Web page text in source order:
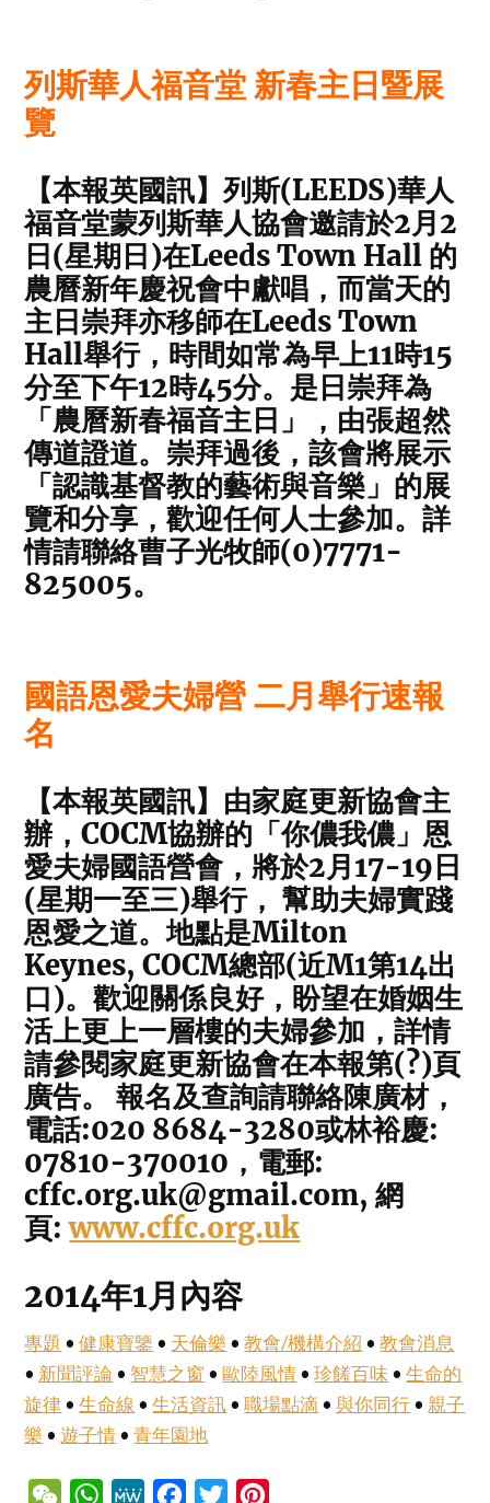
列斯華人福音堂 新春主日暨展
覽
【本報英國訊】列斯(LEEDS)華人
福音堂蒙列斯華人協會邀請於2月2
日(星期日)在Leeds Town Hall 的
農曆新年慶祝會中獻唱，而當天的
主日崇拜亦移師在Leeds Town
Hall舉行，時間如常為早上11時15
分至下午12時45分。是日崇拜為
「農曆新春福音主日」，由張超然
傳道證道。崇拜過後，該會將展示
「認識基督教的藝術與音樂」的展
覽和分享，歡迎任何人士參加。詳
情請聯絡曹子光牧師(0)7771-
825005。
國語恩愛夫婦營 二月舉行速報
名
【本報英國訊】由家庭更新協會主
辦，COCM協辦的「你儂我儂」恩
愛夫婦國語營會，將於2月17-19日
(星期一至三)舉行， 幫助夫婦實踐
恩愛之道。地點是Milton
Keynes, COCM總部(近M1第14出
口)。歡迎關係良好，盼望在婚姻生
活上更上一層樓的夫婦參加，詳情
請參閱家庭更新協會在本報第(?)頁
廣告。 報名及查詢請聯絡陳廣材，
電話:020 8684-3280或林裕慶:
07810-370010，電郵:
cffc.org.uk@gmail.com, 網
頁:www.cffc.org.uk
2014年1月內容
專題 •健康寶鑒 • 天倫樂 •教會/機構介紹 •教會消息
• 新聞評論 • 智慧之窗 •歐陸風情•珍饈百味 •生命的
旋律•生命線 •生活資訊•職場點滴 •與你同行• 親子
樂 •遊子情•青年園地
WeChatWhatsApp
MeWe Facebook
Twitter